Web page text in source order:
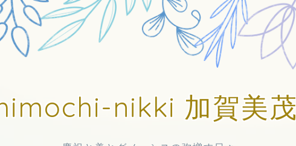
nikki 加賀美